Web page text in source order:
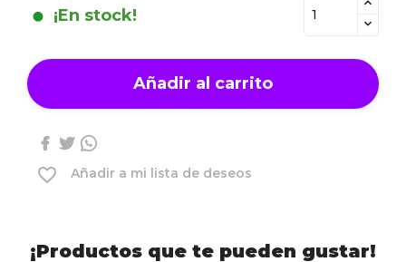
¡En stock!
Añadir al carrito
favorite_border Añadir a mi lista de deseos
¡Productos que te pueden gustar!